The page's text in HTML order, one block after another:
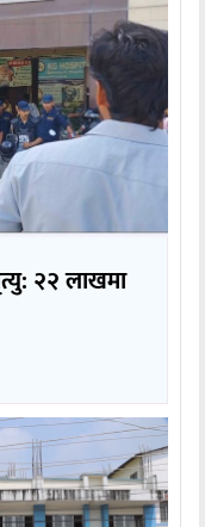
२२ लाखमा